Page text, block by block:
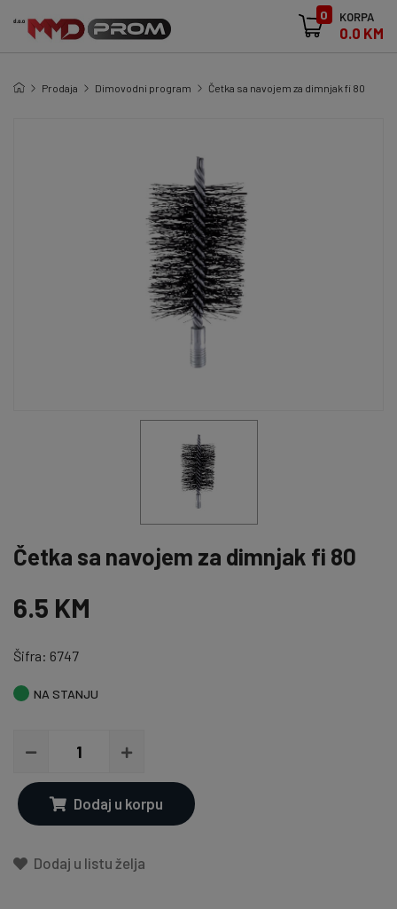
0 KORPA
0.0 KM
Prodaja Dimovodni program Četka sa navojem za dimnjak fi 80
Četka sa navojem za dimnjak fi 80
6.5 KM
Šifra: 6747
NA STANJU
Dodaj u korpu
Dodaj u listu želja